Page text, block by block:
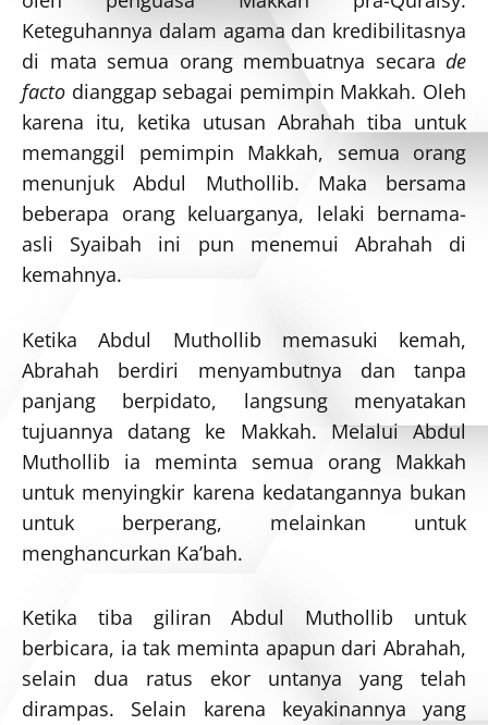
Keteguhannya dalam agama dan kredibilitasnya
di mata semua orang membuatnya secara de
facto dianggap sebagai pemimpin Makkah. Oleh
karena itu, ketika utusan Abrahah tiba untuk
memanggil pemimpin Makkah, semua orang
menunjuk Abdul Muthollib. Maka bersama
beberapa orang keluarganya, lelaki bernama-
asli Syaibah ini pun menemui Abrahah di
kemahnya.
Ketika Abdul Muthollib memasuki kemah,
Abrahah berdiri menyambutnya dan tanpa
panjang berpidato, langsung menyatakan
tujuannya datang ke Makkah. Melalui Abdul
Muthollib ia meminta semua orang Makkah
untuk menyingkir karena kedatangannya bukan
untuk berperang, melainkan untuk
menghancurkan Ka’bah.
Ketika tiba giliran Abdul Muthollib untuk
berbicara, ia tak meminta apapun dari Abrahah,
selain dua ratus ekor untanya yang telah
dirampas. Selain karena keyakinannya yang